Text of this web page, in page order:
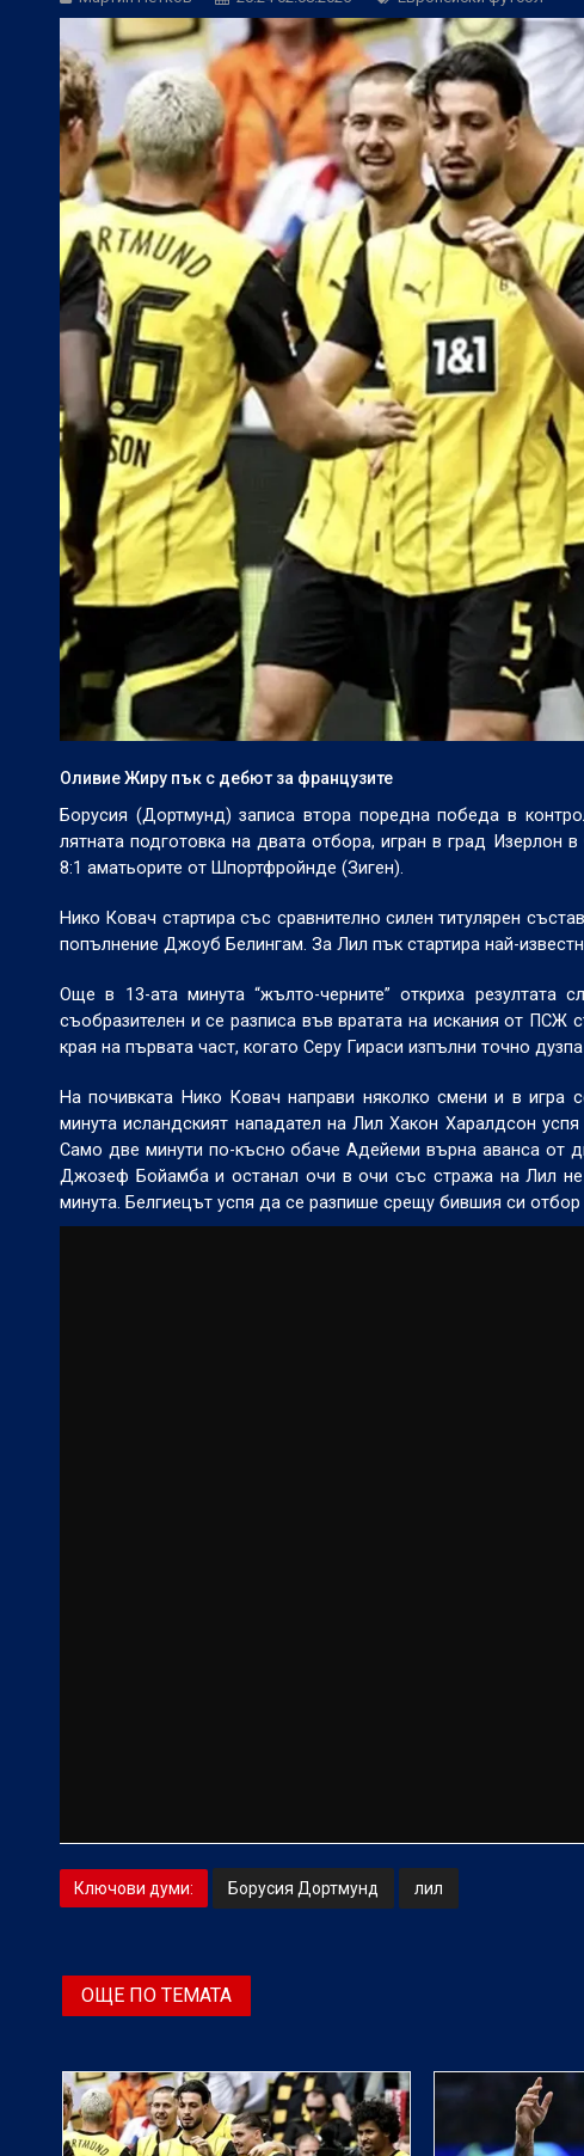
БГ Футбол:ЦСКА към феновете: Остана
БГ Футбол:ЦСКА покори 20-а държава
Оливие Жиру пък с дебют за французите
Борусия (Дортмунд) записа втора поредна победа в
лятната подготовка на двата отбора, игран в град Изерлон
8:1 аматьорите от Шпортфройнде (Зиген).
Нико Ковач стартира със сравнително силен титулярен
попълнение Джоуб Белингам. За Лил пък стартира най-
Още в 13-ата минута “жълто-черните” откриха
съобразителен и се разписа във вратата на искания от
края на първата част, когато Серу Гираси изпълни точно
На почивката Нико Ковач направи няколко смени и в
минута исландският нападател на Лил Хакон Харалдсон
Само две минути по-късно обаче Адейеми върна аванса от
Джозеф Бойамба и останал очи в очи със стража на Лил
минута. Белгиецът успя да се разпише срещу бившия си
Ключови думи: Борусия Дортмунд лил
ОЩЕ ПО ТЕМАТА